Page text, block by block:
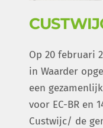
Op 20 februari
in Waarder
een
voor EC-BR en
Custwijc/ de